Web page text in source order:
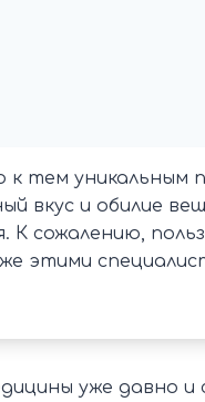
тем уникальным
вкус и обилие
К сожалению,
этими
уже давно и